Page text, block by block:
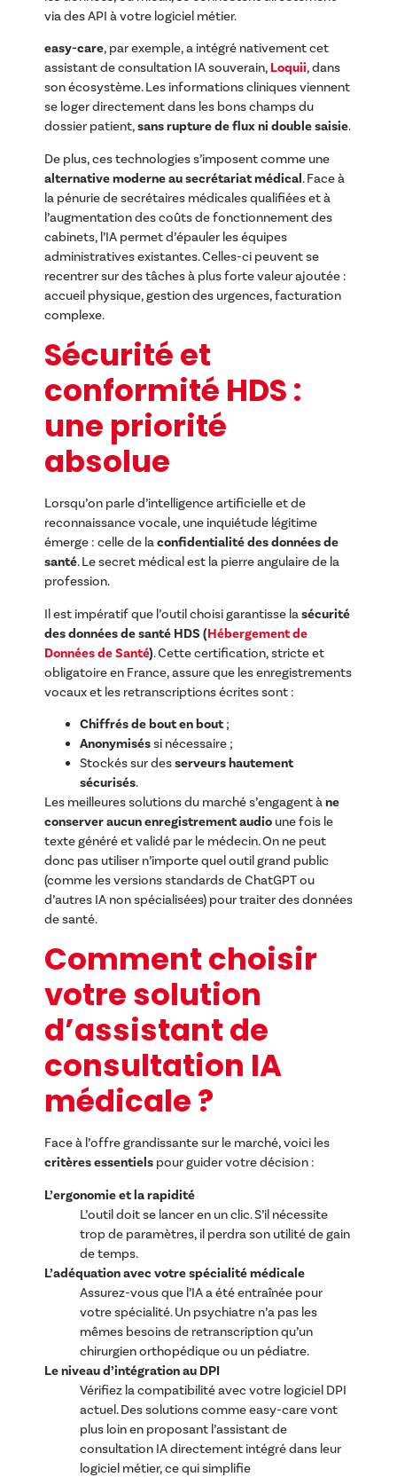
via des API à votre logiciel métier.
easy-care, par exemple, a intégré nativement cet
assistant de consultation IA souverain, Loquii, dans
son écosystème. Les informations cliniques viennent
se loger directement dans les bons champs du
dossier patient,sans rupture de flux ni double saisie.
De plus, ces technologies s’imposent comme une
alternative moderne au secrétariat médical. Face à
la pénurie de secrétaires médicales qualifiées et à
l’augmentation des coûts de fonctionnement des
cabinets, l’IA permet d’épauler les équipes
administratives existantes. Celles-ci peuvent se
recentrer sur des tâches à plus forte valeur ajoutée :
accueil physique, gestion des urgences, facturation
complexe.
Sécurité et
conformité HDS :
une priorité
absolue
Lorsqu’on parle d’intelligence artificielle et de
reconnaissance vocale, une inquiétude légitime
émerge : celle de laconfidentialité des données de
santé. Le secret médical est la pierre angulaire de la
profession.
Il est impératif que l’outil choisi garantisse la sécurité
des données de santé HDS (Hébergement de
Données de Santé). Cette certification, stricte et
obligatoire en France, assure que les enregistrements
vocaux et les retranscriptions écrites sont :
Chiffrés de bout en bout;
Anonymiséssi nécessaire ;
Stockés sur desserveurs hautement
sécurisés.
Les meilleures solutions du marché s’engagent àne
conserver aucun enregistrement audio une fois le
texte généré et validé par le médecin. On ne peut
donc pas utiliser n’importe quel outil grand public
(comme les versions standards de ChatGPT ou
d’autres IA non spécialisées) pour traiter des données
de santé.
Comment choisir
votre solution
d’assistant de
consultation IA
médicale ?
Face à l’offre grandissante sur le marché, voici les
critères essentiels pour guider votre décision :
L’ergonomie et la rapidité
L’outil doit se lancer en un clic. S’il nécessite
trop de paramètres, il perdra son utilité de gain
de temps.
L’adéquation avec votre spécialité médicale
Assurez-vous que l’IA a été entraînée pour
votre spécialité. Un psychiatre n’a pas les
mêmes besoins de retranscription qu’un
chirurgien orthopédique ou un pédiatre.
Le niveau d’intégration au DPI
Vérifiez la compatibilité avec votre logiciel DPI
actuel. Des solutions comme easy-care vont
plus loin en proposant l’assistant de
consultation IA directement intégré dans leur
logiciel métier, ce qui simplifie